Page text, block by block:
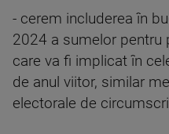
- cerem includerea în
2024 a sumelor pentru
care va fi implicat în
de anul viitor, similar
electorale de